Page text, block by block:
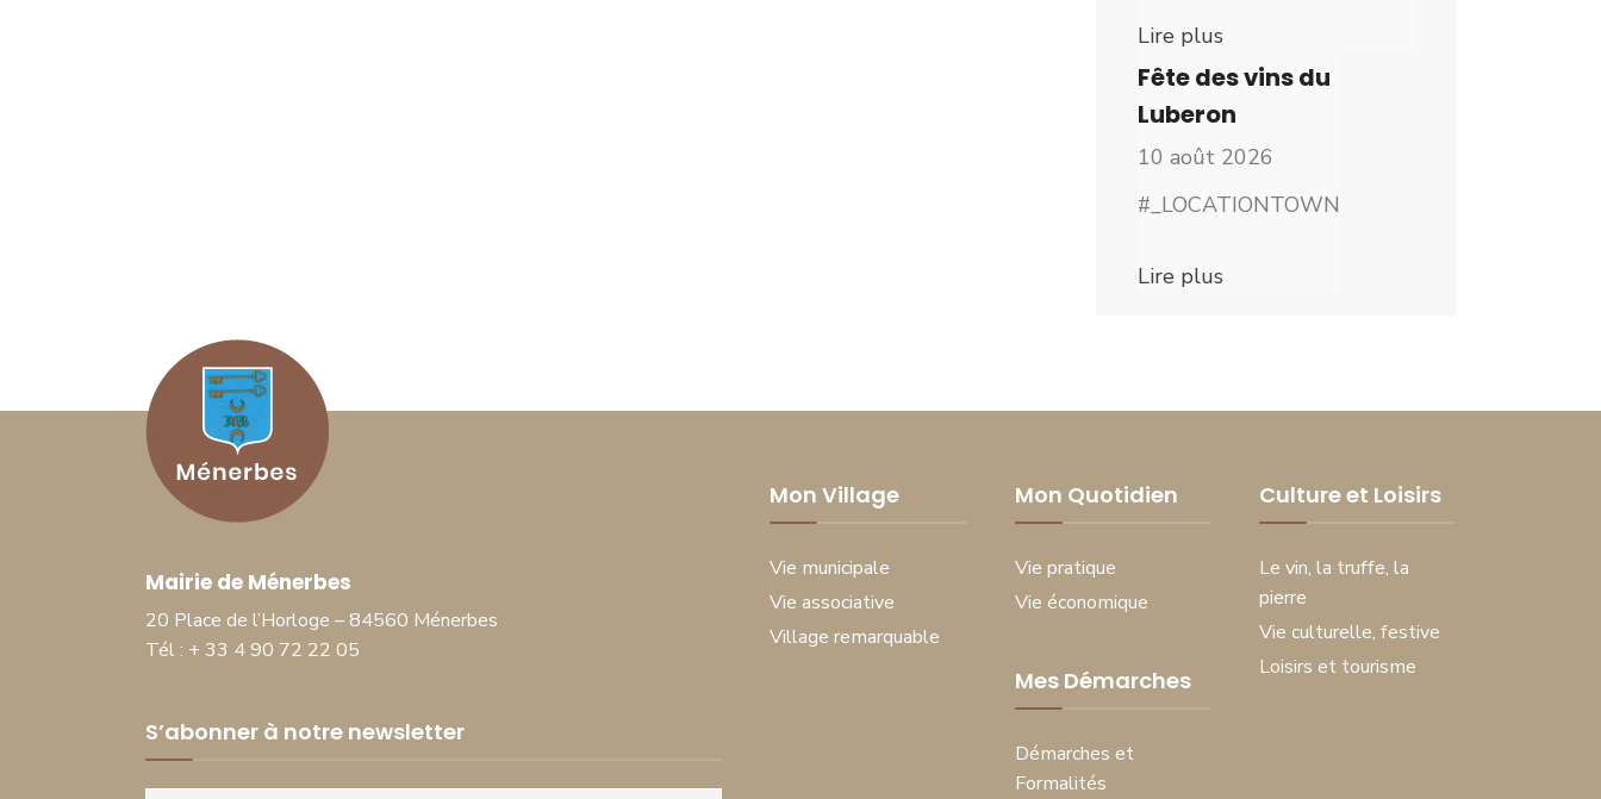
Lire plus
Fête des vins du
Luberon
10 août 2026
#_LOCATIONTOWN
Lire plus
Mairie de Ménerbes
20 Place de l’Horloge – 84560 Ménerbes
Tél : + 33 4 90 72 22 05
S’abonner à notre newsletter
Mon Village
Vie municipale
Vie associative
Village remarquable
Mon Quotidien
Vie pratique
Vie économique
Mes Démarches
Démarches et
Formalités
Culture et Loisirs
Le vin, la truffe, la
pierre
Vie culturelle, festive
Loisirs et tourisme